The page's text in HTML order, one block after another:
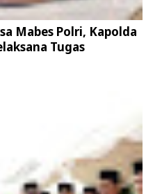
Mabes Polri, Kapolda
Tugas